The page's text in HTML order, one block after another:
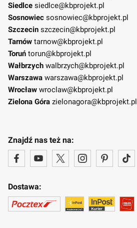
Siedlce siedlce@kbprojekt.pl
Sosnowiec sosnowiec@kbprojekt.pl
Szczecin szczecin@kbprojekt.pl
Tarnów tarnow@kbprojekt.pl
Toruń torun@kbprojekt.pl
Wałbrzych walbrzych@kbprojekt.pl
Warszawa warszawa@kbprojekt.pl
Wrocław wroclaw@kbprojekt.pl
Zielona Góra zielonagora@kbprojekt.pl
Znajdź nas też na:
Dostawa: